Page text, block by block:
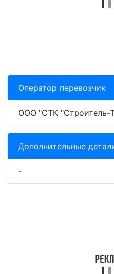
Оператор перевозчик
ООО "СТК "Строитель-
Дополнительные
-